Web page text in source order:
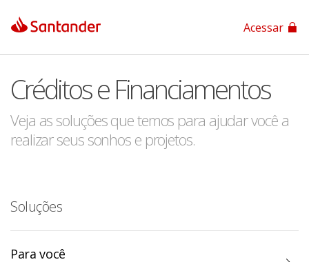
App Santander
App Santander Empresas
Acessar
Créditos e Financiamentos
Veja as soluções que temos para ajudar você a
realizar seus sonhos e projetos.
Soluções
Para você